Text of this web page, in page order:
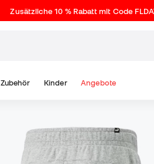
Zusätzliche 10 % Rabatt mit Code
Zubehör Kinder Angebote